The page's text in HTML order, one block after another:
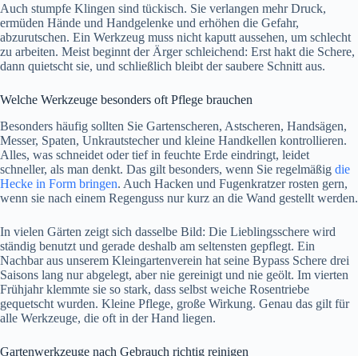
Auch stumpfe Klingen sind tückisch. Sie verlangen mehr Druck,
ermüden Hände und Handgelenke und erhöhen die Gefahr,
abzurutschen. Ein Werkzeug muss nicht kaputt aussehen, um schlecht
zu arbeiten. Meist beginnt der Ärger schleichend: Erst hakt die Schere,
dann quietscht sie, und schließlich bleibt der saubere Schnitt aus.
Welche Werkzeuge besonders oft Pflege brauchen
Besonders häufig sollten Sie Gartenscheren, Astscheren, Handsägen,
Messer, Spaten, Unkrautstecher und kleine Handkellen kontrollieren.
Alles, was schneidet oder tief in feuchte Erde eindringt, leidet
schneller, als man denkt. Das gilt besonders, wenn Sie regelmäßig die
Hecke in Form bringen. Auch Hacken und Fugenkratzer rosten gern,
wenn sie nach einem Regenguss nur kurz an die Wand gestellt werden.
In vielen Gärten zeigt sich dasselbe Bild: Die Lieblingsschere wird
ständig benutzt und gerade deshalb am seltensten gepflegt. Ein
Nachbar aus unserem Kleingartenverein hat seine Bypass Schere drei
Saisons lang nur abgelegt, aber nie gereinigt und nie geölt. Im vierten
Frühjahr klemmte sie so stark, dass selbst weiche Rosentriebe
gequetscht wurden. Kleine Pflege, große Wirkung. Genau das gilt für
alle Werkzeuge, die oft in der Hand liegen.
Gartenwerkzeuge nach Gebrauch richtig reinigen